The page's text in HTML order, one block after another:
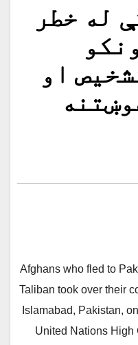
له خطر
او
Afghans who fled to
Taliban took over their
Islamabad, Pakistan,
United Nations High